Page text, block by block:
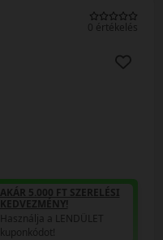
0 értékelés
AKÁR 5.000 FT SZERELÉSI
KEDVEZMÉNY!
Használja a LENDÜLET
kuponkódot!